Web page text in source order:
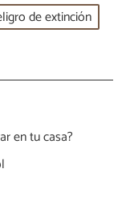
de extinción
en tu casa?